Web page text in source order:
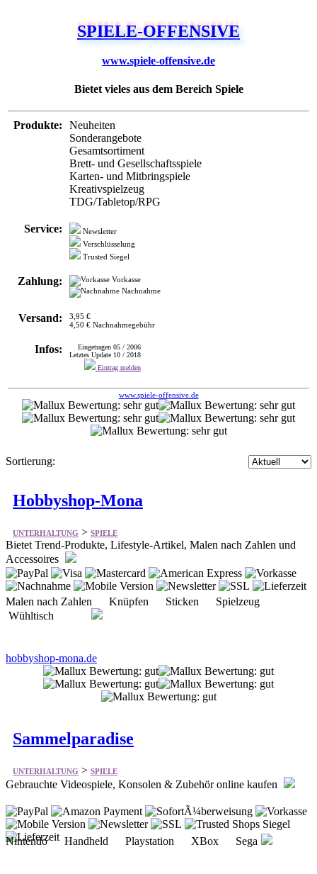
SPIELE-OFFENSIVE
www.spiele-offensive.de
Bietet vieles aus dem Bereich Spiele
Produkte:
Neuheiten
Sonderangebote
Gesamtsortiment
Brett- und Gesellschaftsspiele
Karten- und Mitbringspiele
Kreativspielzeug
TDG/Tabletop/RPG
Service:
Newsletter
Verschlüsselung
Trusted Siegel
Zahlung:
Vorkasse
Nachnahme
Versand:
3,95 €
4,50 € Nachnahmegebühr
Infos:
Eingetragen 05 / 2006
Letztes Update 10 / 2018
Eintrag melden
www.spiele-offensive.de
Sortierung:
Hobbyshop-Mona
UNTERHALTUNG>SPIELE
Bietet Trend-Produkte, Lifestyle-Artikel, Malen nach Zahlen und
Accessoires
Malen nach Zahlen Knüpfen Sticken Spielzeug
Wühltisch
hobbyshop-mona.de
Sammelparadise
UNTERHALTUNG>SPIELE
Gebrauchte Videospiele, Konsolen & Zubehör online kaufen
Nintendo Handheld Playstation XBox Sega